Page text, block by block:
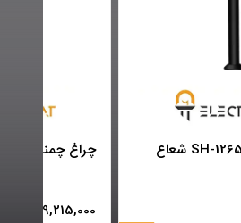
چراغ چمنی SH-1268 12w شعاع
9,215,000